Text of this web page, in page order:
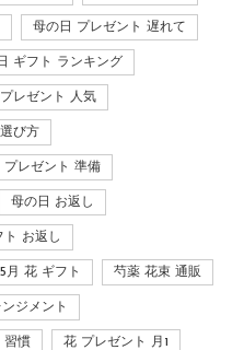
母の日 プレゼント 遅れて
ギフト ランキング
レゼント 人気
び方
プレゼント 準備
母の日 お返し
ト お返し
5月 花 ギフト 芍薬 花束 通販
ジメント
習慣 花 プレゼント 月1